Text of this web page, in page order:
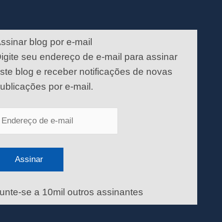
blog por e-mail
seu endereço de e-mail para assinar
blog e receber notificações de novas
por e-mail.
Assinar
se a 10mil outros assinantes